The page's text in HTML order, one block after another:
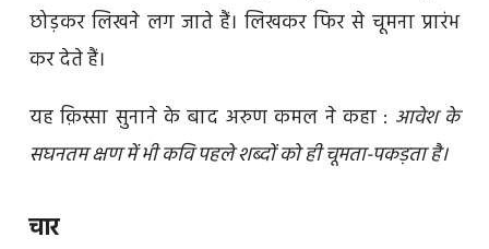
छोड़कर लिखने लग जाते हैं। लिखकर फिर से चूमना प्रारंभ
कर देते हैं।
यह क़िस्सा सुनाने के बाद अरुण कमल ने कहा : आवेश के
सघनतम क्षण में भी कवि पहले शब्दों को ही चूमता-पकड़ता है।
चार